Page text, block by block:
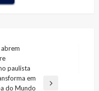
paulista
em
do Mundo